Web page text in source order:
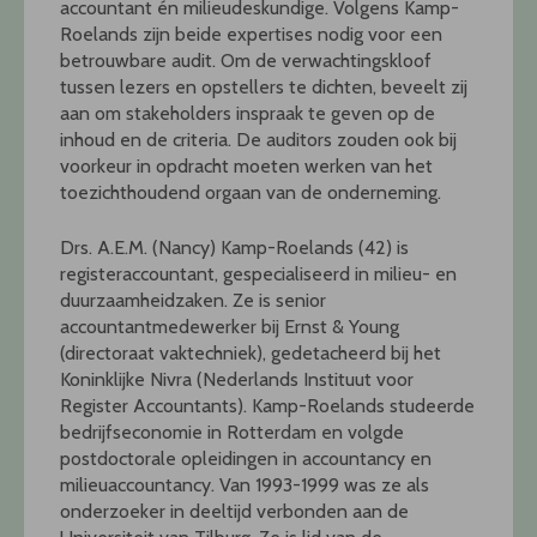
accountant én milieudeskundige. Volgens Kamp-
Roelands zijn beide expertises nodig voor een
betrouwbare audit. Om de verwachtingskloof
tussen lezers en opstellers te dichten, beveelt zij
aan om stakeholders inspraak te geven op de
inhoud en de criteria. De auditors zouden ook bij
voorkeur in opdracht moeten werken van het
toezichthoudend orgaan van de onderneming.
Drs. A.E.M. (Nancy) Kamp-Roelands (42) is
registeraccountant, gespecialiseerd in milieu- en
duurzaamheidzaken. Ze is senior
accountantmedewerker bij Ernst & Young
(directoraat vaktechniek), gedetacheerd bij het
Koninklijke Nivra (Nederlands Instituut voor
Register Accountants). Kamp-Roelands studeerde
bedrijfseconomie in Rotterdam en volgde
postdoctorale opleidingen in accountancy en
milieuaccountancy. Van 1993-1999 was ze als
onderzoeker in deeltijd verbonden aan de